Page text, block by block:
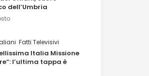
dell’Umbria
Fatti Televisivi
Italia Missione
l’ultima tappa è